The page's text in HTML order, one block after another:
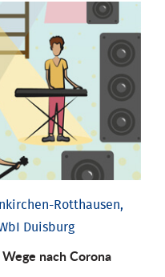
Rotthausen,
Duisburg
nach Corona